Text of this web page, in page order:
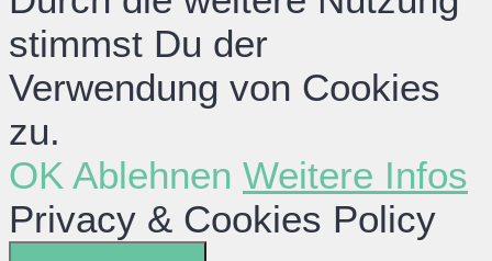
stimmst Du der
Verwendung von Cookies
zu.
OK Ablehnen Weitere Infos
Privacy & Cookies Policy